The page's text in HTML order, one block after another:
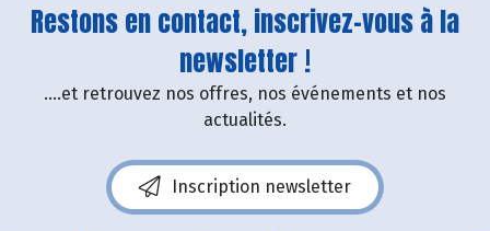
Restons en contact, inscrivez-vous à la
newsletter !
....et retrouvez nos offres, nos événements et nos
actualités.
Inscription newsletter